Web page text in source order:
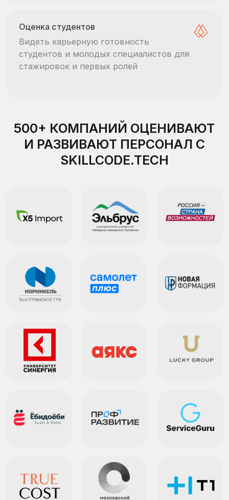
SkillCode превращает результаты оценки в
ГОТОВЫЕ РЕЗУЛЬТАТЫ
ВАШЕМ КАБИНЕТЕ